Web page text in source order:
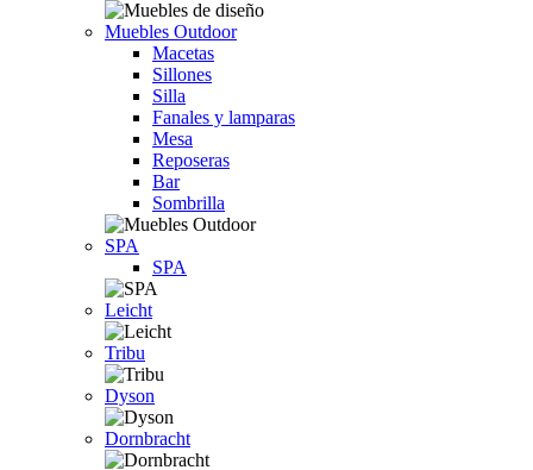
Muebles Outdoor
Macetas
Sillones
Silla
Fanales y lamparas
Mesa
Reposeras
Bar
Sombrilla
SPA
SPA
Leicht
Tribu
Dyson
Dornbracht